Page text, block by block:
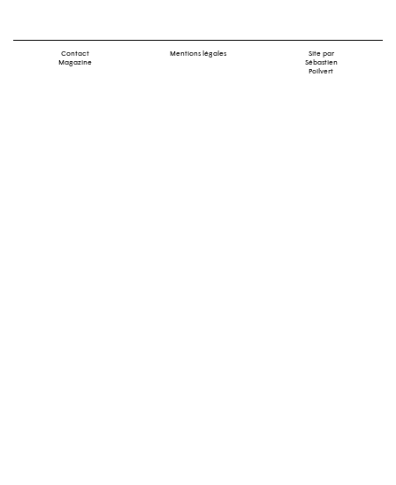
Contact
Magazine
Mentions légales
Site par
Sébastien
Poilvert